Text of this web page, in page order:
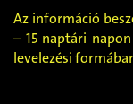
Az információ
– 15 naptári
levelezési